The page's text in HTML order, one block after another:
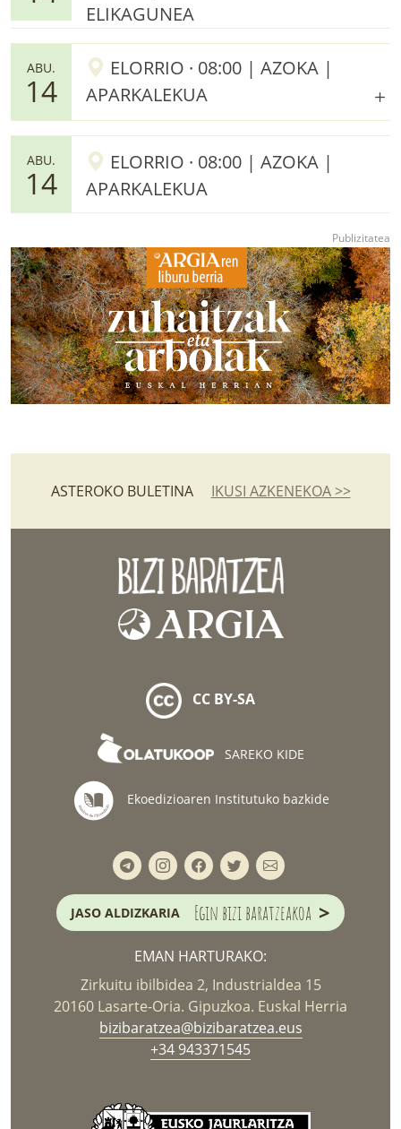
ELIKAGUNEA
ABU.
14
ELORRIO · 08:00 | AZOKA |
APARKALEKUA
ABU.
14
ELORRIO · 08:00 | AZOKA |
APARKALEKUA
ASTEROKO BULETINA IKUSI AZKENEKOA >>
CC BY-SA
SAREKO KIDE
Ekoedizioaren Institutuko bazkide
JASO ALDIZKARIA Egin bizi baratzeakoa >
EMAN HARTURAKO:
Zirkuitu ibilbidea 2, Industrialdea 15
20160 Lasarte-Oria. Gipuzkoa. Euskal Herria
bizibaratzea@bizibaratzea.eus
+34 943371545